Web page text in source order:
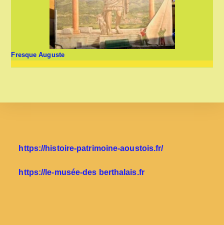
Fresque Auguste
https://histoire-patrimoine-aoustois.fr/
https://le-musée-des berthalais.fr